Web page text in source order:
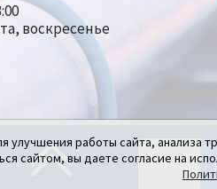
улучшения работы сайта, анализа
сайтом, вы даете согласие на
воскресенье